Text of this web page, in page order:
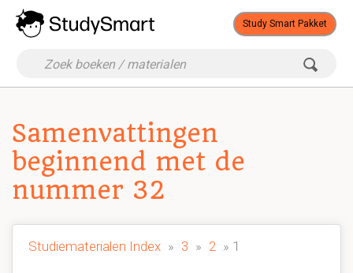
Study Smart Pakket
Samenvattingen
beginnend met de
nummer 32
Studiematerialen Index » 3 » 2 » 1